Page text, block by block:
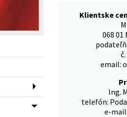
Klientske
068 01
email:
Ing.
telefón:
e-mail: